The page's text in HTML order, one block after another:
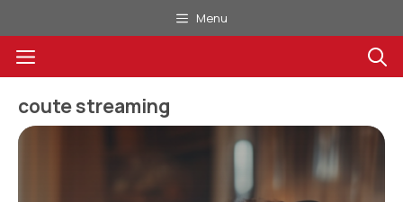
au
contenu
Menu
Menu
coute streaming